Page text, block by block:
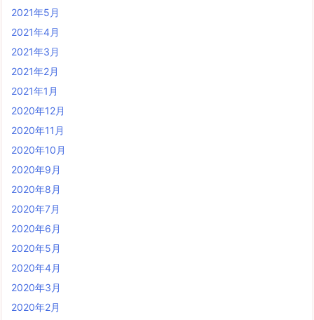
2021年5月
2021年4月
2021年3月
2021年2月
2021年1月
2020年12月
2020年11月
2020年10月
2020年9月
2020年8月
2020年7月
2020年6月
2020年5月
2020年4月
2020年3月
2020年2月